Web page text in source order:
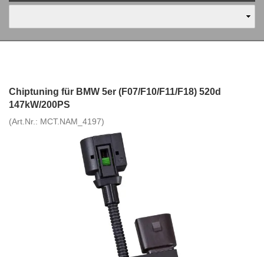
Chiptuning für BMW 5er (F07/F10/F11/F18) 520d
147kW/200PS
(Art.Nr.: MCT.NAM_4197)